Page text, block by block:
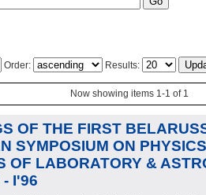
Order: Results:
Now showing items 1-1 of 1
OF THE FIRST
SYMPOSIUM ON
OF LABORATORY &
- I'96